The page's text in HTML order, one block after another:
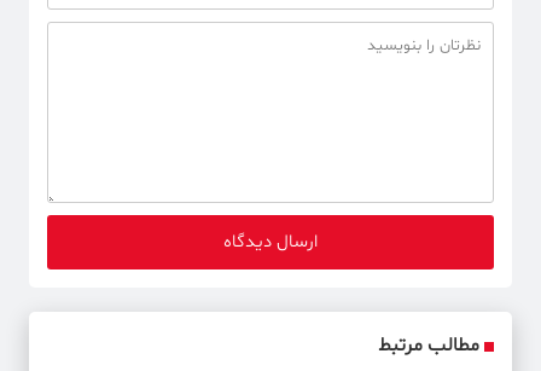
مطالب مرتبط